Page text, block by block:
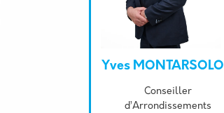
Yves MONTARSOLO
Description
Conseiller
d’Arrondissements